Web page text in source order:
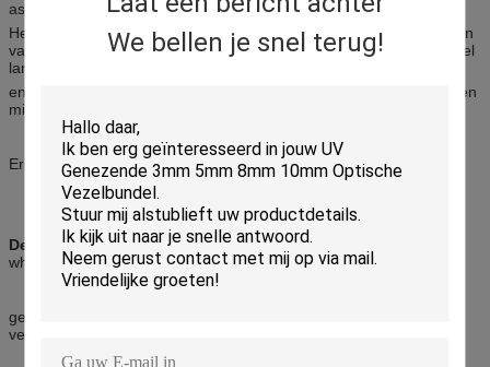
We bellen je snel terug!
as gaan.
Het resultaat is dat een gesorteerde indexvezel de propagatietijden
van de diverse wijzen gelijkmaakt zodat de gegevens over een veel
langere afstand kunnen worden verzonden
en aan hogere tarieven vóór lichte impulsen begin te overlappen en
minder te onderscheiden op het ontvangerseind te worden.
Er zijn twee methodes om een vezel te eindigen.
De eerste methode gebruikt een naakt-vezeladapter,
whichconsists van een stoplichaam dat grepen de vezel om te zijn
getest. Het ontwerp van de naakt-vezeladapter is dusdanig dat de
vezel volledig door kan overgaan